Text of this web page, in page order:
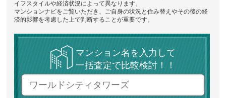
イフスタイルや経済状況によって異なります。
マンションナビをご覧いただき、ご自身の状況と住み替えやその後の経
済的影響を考慮した上で判断することが重要です。
マンション名を入力して
一括査定で比較検討！！